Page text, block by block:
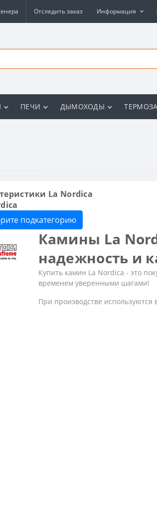
Отследить заказ Информация
ПЕЧИ ДЫМОХОДЫ
La Nordica
подкатегорию
Камины La
надежность и
Купить камин La Nordica - это
временем уверенными шагами!
При производстве